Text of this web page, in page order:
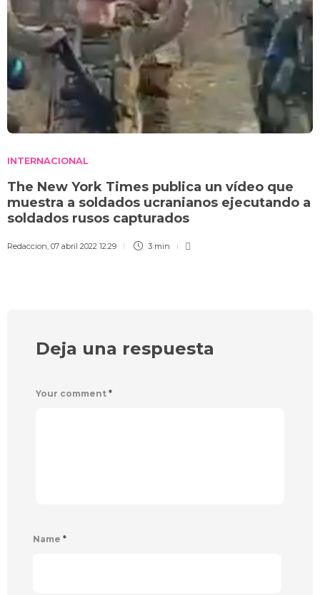
INTERNACIONAL
The New York Times publica un vídeo que
muestra a soldados ucranianos ejecutando a
soldados rusos capturados
Redaccion, 07 abril 2022 12:29 3 min
Deja una respuesta
Your comment *
Name *